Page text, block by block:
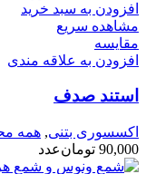
افزودن به سبد خرید
مشاهده سریع
مقایسه
افزودن به علاقه مندی
استند صدف
اکسسوری بتنی, همه
90,000 تومانعدد